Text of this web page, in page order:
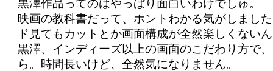
黒澤作品ってのはやっぱり面白いわけでしゅ。
映画の教科書だって、ホントわかる気がしまし
ド見てもカットとか画面構成が全然楽しくな
黒澤、インディーズ以上の画面のこだわり方で
ら。時間長いけど、全然気になりません。